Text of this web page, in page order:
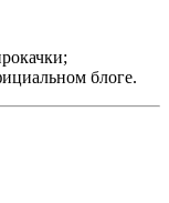
блоге.